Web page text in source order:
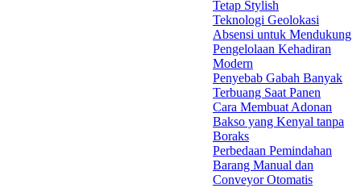
Tetap Stylish
Teknologi Geolokasi
Absensi untuk Mendukung
Pengelolaan Kehadiran
Modern
Penyebab Gabah Banyak
Terbuang Saat Panen
Cara Membuat Adonan
Bakso yang Kenyal tanpa
Boraks
Perbedaan Pemindahan
Barang Manual dan
Conveyor Otomatis